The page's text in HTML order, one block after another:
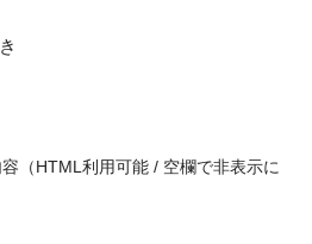
（HTML利用可能 / 空欄で非表示に